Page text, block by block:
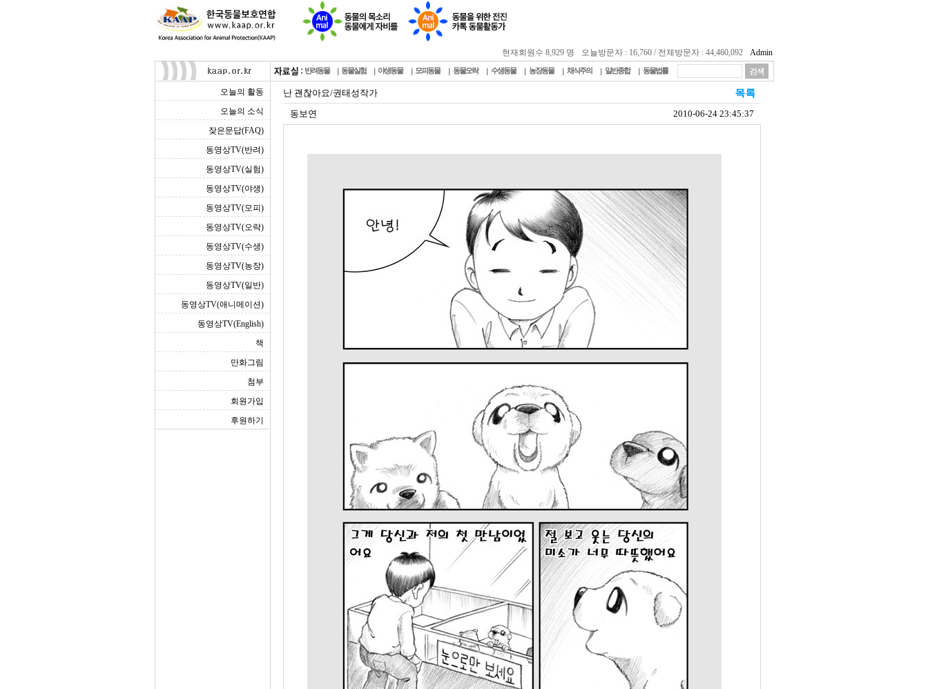
현재회원수 8,929 명 오늘방문자 : 16,760 / 전체방문자 : 44,460,092 Admin
반려동물 동물실험 야생동물 모피동물 동물오락 수생동물 농장동물 채식주의 일반종합 동물법률
오늘의 활동
오늘의 소식
잦은문답(FAQ)
동영상TV(반려)
동영상TV(실험)
동영상TV(야생)
동영상TV(모피)
동영상TV(오락)
동영상TV(수생)
동영상TV(농장)
동영상TV(일반)
동영상TV(애니메이션)
동영상TV(English)
책
만화그림
첨부
회원가입
후원하기
난 괜찮아요/권태성작가
동보연
2010-06-24 23:45:37